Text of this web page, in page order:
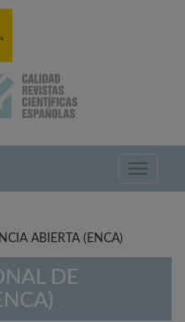
Toggle
ABIERTA (ENCA)
DE